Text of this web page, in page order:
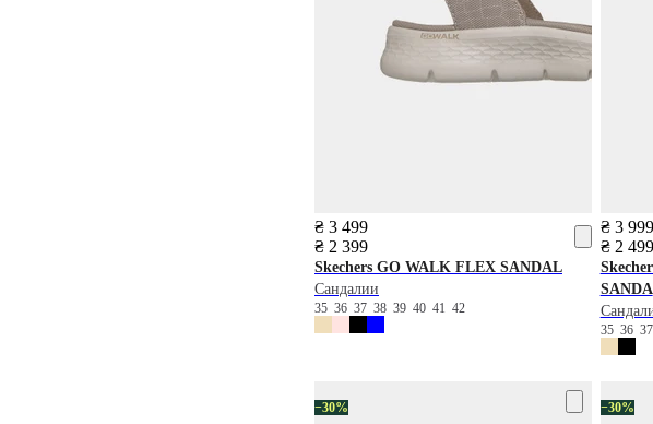
₴ 3 499
₴ 2 399
Skechers GO WALK FLEX SANDAL
Сандалии
35 36 37 38 39 40 41 42
₴ 3 999
₴ 2 499
SANDA
35 36 37
−30% −30%